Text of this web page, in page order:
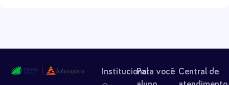
InstitucionalPara você Central de